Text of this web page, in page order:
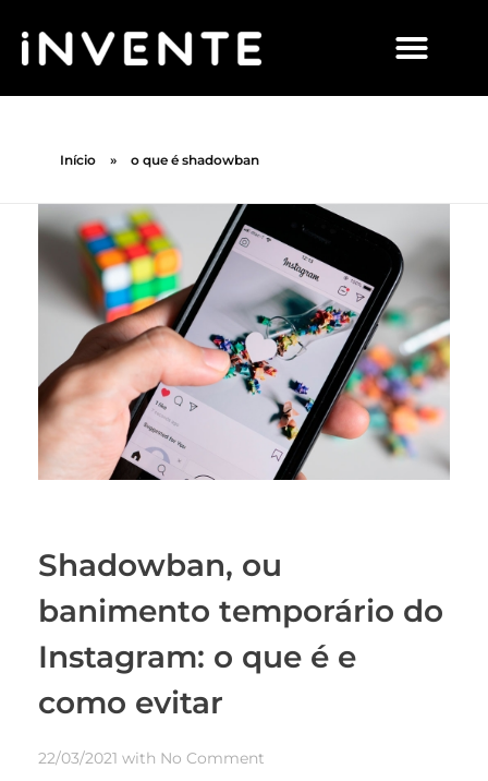
Início » o que é shadowban
Shadowban, ou
banimento temporário do
Instagram: o que é e
como evitar
22/03/2021 with No Comment